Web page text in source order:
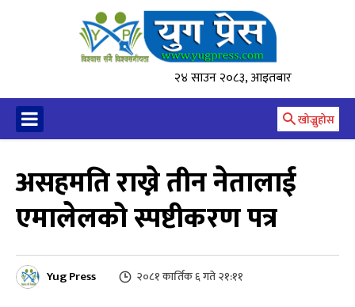
२४ साउन २०८३, आइतबार
खोज्नुहोस
असहमति राख्ने तीन नेतालाई
एमालेलको स्पष्टीकरण पत्र
Yug Press २०८१ कार्तिक ६ गते २१:११